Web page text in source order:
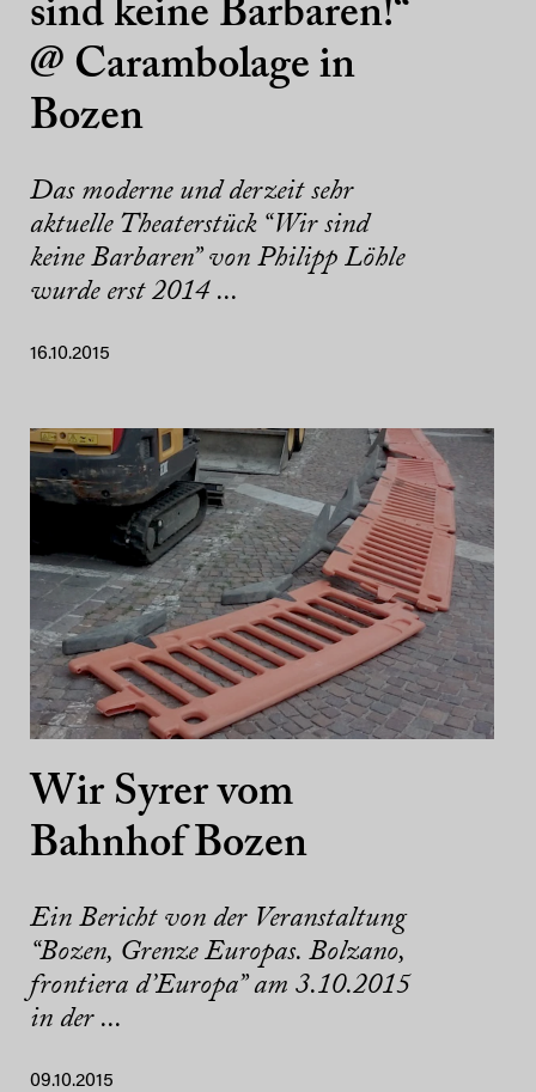
sind keine Barbaren!“
@ Carambolage in
Bozen
Das moderne und derzeit sehr
aktuelle Theaterstück “Wir sind
keine Barbaren” von Philipp Löhle
wurde erst 2014 ...
16.10.2015
Wir Syrer vom
Bahnhof Bozen
Ein Bericht von der Veranstaltung
“Bozen, Grenze Europas. Bolzano,
frontiera d’Europa” am 3.10.2015
in der ...
09.10.2015